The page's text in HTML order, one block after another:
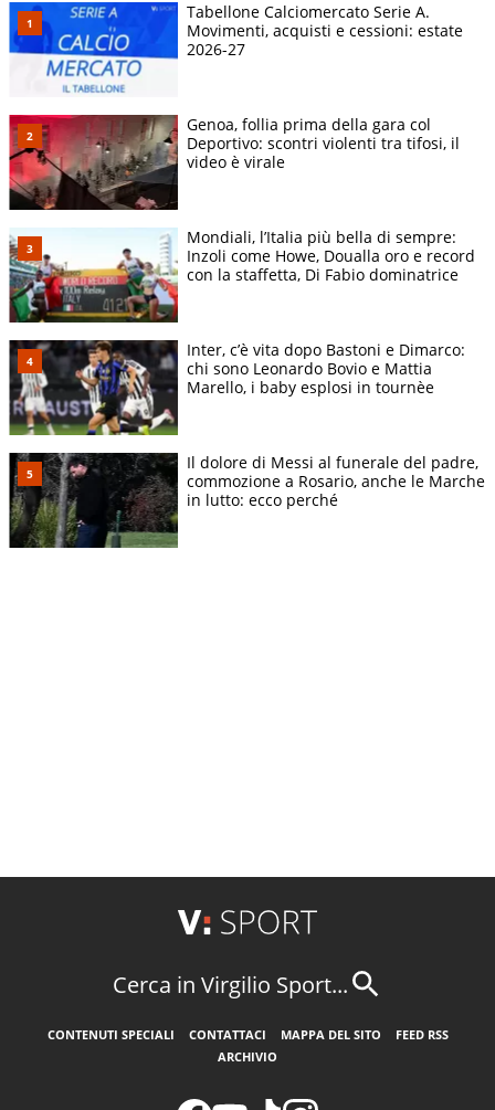
Tabellone Calciomercato Serie A.
Movimenti, acquisti e cessioni: estate
2026-27
Genoa, follia prima della gara col
Deportivo: scontri violenti tra tifosi, il
video è virale
Mondiali, l’Italia più bella di sempre:
Inzoli come Howe, Doualla oro e record
con la staffetta, Di Fabio dominatrice
Inter, c’è vita dopo Bastoni e Dimarco:
chi sono Leonardo Bovio e Mattia
Marello, i baby esplosi in tournèe
Il dolore di Messi al funerale del padre,
commozione a Rosario, anche le Marche
in lutto: ecco perché
Cerca in Virgilio Sport...
CONTENUTI SPECIALI CONTATTACI MAPPA DEL SITO
FEED RSS
ARCHIVIO